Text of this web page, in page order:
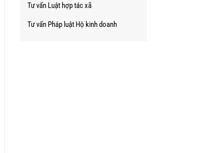
Tư vấn Luật hợp tác xã
Tư vấn Pháp luật Hộ kinh doanh